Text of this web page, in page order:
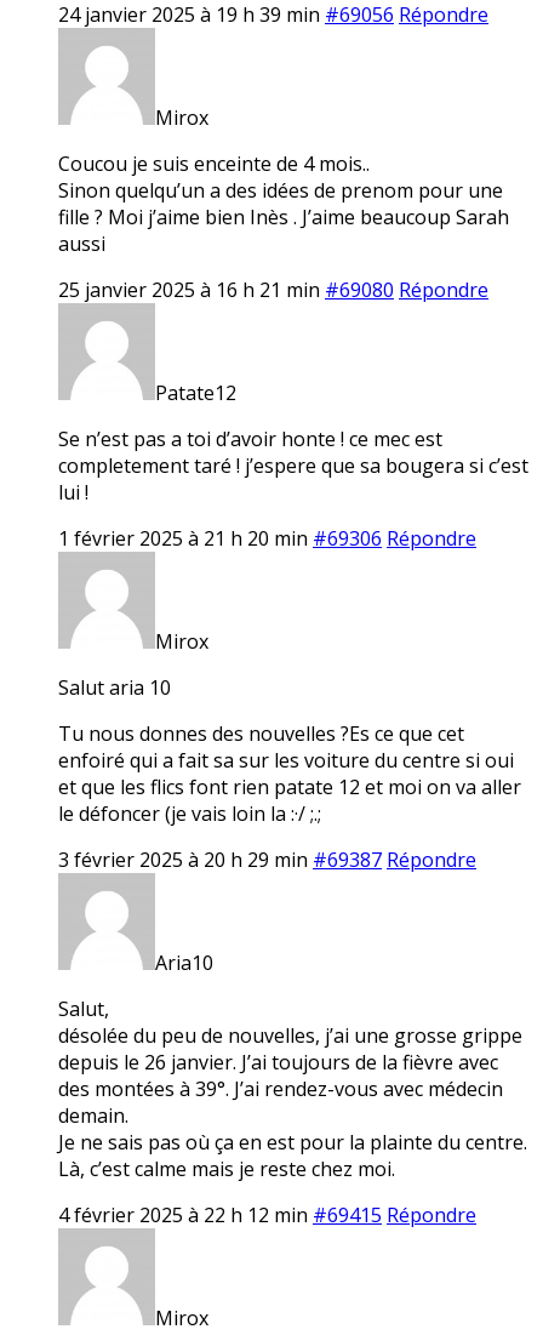
24 janvier 2025 à 19 h 39 min #69056 Répondre
Mirox
Coucou je suis enceinte de 4 mois..
Sinon quelqu’un a des idées de prenom pour une
fille ? Moi j’aime bien Inès . J’aime beaucoup Sarah
aussi
25 janvier 2025 à 16 h 21 min #69080 Répondre
Patate12
Se n’est pas a toi d’avoir honte ! ce mec est
completement taré ! j’espere que sa bougera si c’est
lui !
1 février 2025 à 21 h 20 min #69306 Répondre
Mirox
Salut aria 10
Tu nous donnes des nouvelles ?Es ce que cet
enfoiré qui a fait sa sur les voiture du centre si oui
et que les flics font rien patate 12 et moi on va aller
le défoncer (je vais loin la :·/ ;.;
3 février 2025 à 20 h 29 min #69387 Répondre
Aria10
Salut,
désolée du peu de nouvelles, j’ai une grosse grippe
depuis le 26 janvier. J’ai toujours de la fièvre avec
des montées à 39°. J’ai rendez-vous avec médecin
demain.
Je ne sais pas où ça en est pour la plainte du centre.
Là, c’est calme mais je reste chez moi.
4 février 2025 à 22 h 12 min #69415 Répondre
Mirox